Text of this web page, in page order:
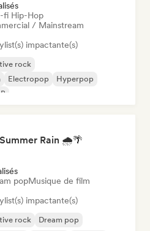
fi Hip-Hop
/ Mainstream
impactante(s)
rock
Electropop
Hyperpop
Rain 🌧️🌴
popMusique de film
impactante(s)
rock
Dream pop